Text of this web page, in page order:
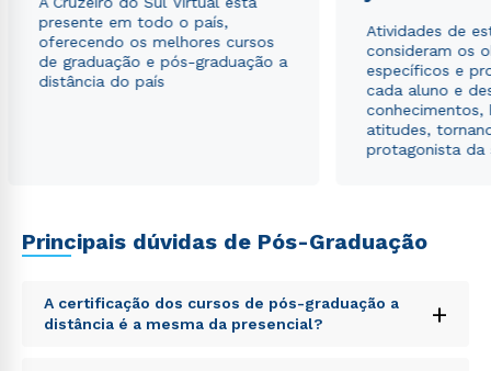
presente em todo o país,
oferecendo os melhores cursos
de graduação e pós-graduação a
distância do país
Atividades de
consideram os
específicos e
cada aluno e
conhecimentos,
atitudes,
protagonista da
Principais dúvidas de Pós-Graduação
A certificação dos cursos de pós-graduação a
distância é a mesma da presencial?
+